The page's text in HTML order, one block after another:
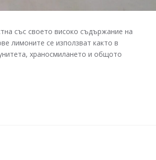
със своето високо съдържание на
лимоните се използват както в
храносмилането и общото